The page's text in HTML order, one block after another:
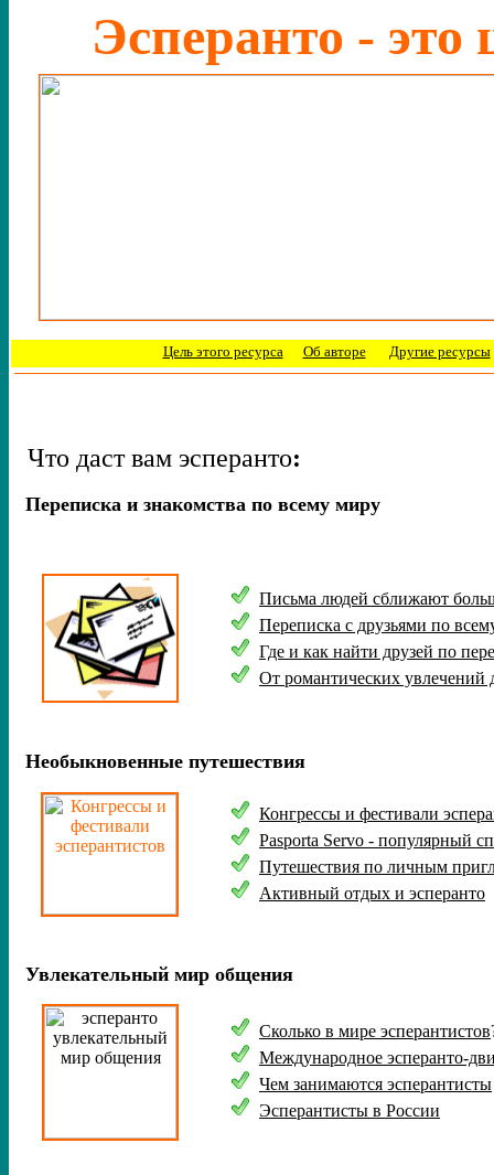
Эсперанто -
Цель этого ресурса Об авторе Другие ресурсы
Что даст вам эсперанто:
Переписка и знакомства по всему миру
Письма людей сближают
Переписка с друзьями по
Где и как найти друзей по
От романтических увлечений
Необыкновенные путешествия
Конгрессы и фестивали
Pasporta Servo - популярный
Путешествия по личным
Активный отдых и эсперанто
Увлекательный мир общения
Сколько в мире эсперантистов
Международное эсперанто-
Чем занимаются эсперантисты
Эсперантисты в России